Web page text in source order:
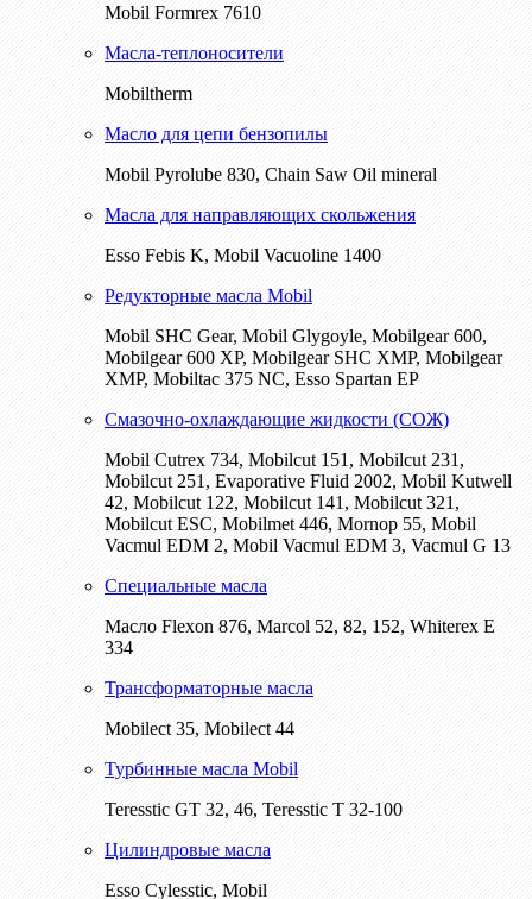
Mobil Formrex 7610
Масла-теплоносители
Mobiltherm
Масло для цепи бензопилы
Mobil Pyrolube 830, Chain Saw Oil mineral
Масла для направляющих скольжения
Esso Febis K, Mobil Vacuoline 1400
Редукторные масла Mobil
Mobil SHC Gear, Mobil Glygoyle, Mobilgear 600,
Mobilgear 600 XP, Mobilgear SHC XMP, Mobilgear
XМP, Mobiltac 375 NC, Esso Spartan EP
Смазочно-охлаждающие жидкости (СОЖ)
Mobil Cutrex 734, Mobilcut 151, Mobilcut 231,
Mobilcut 251, Evaporative Fluid 2002, Mobil Kutwell
42, Mobilcut 122, Mobilcut 141, Mobilcut 321,
Mobilcut ESC, Mobilmet 446, Mornop 55, Mobil
Vacmul EDM 2, Mobil Vacmul EDM 3, Vacmul G 13
Специальные масла
Масло Flexon 876, Marcol 52, 82, 152, Whiterex E
334
Трансформаторные масла
Mobilect 35, Mobilect 44
Турбинные масла Mobil
Teresstic GT 32, 46, Teresstic T 32-100
Цилиндровые масла
Esso Cylesstic, Mobil